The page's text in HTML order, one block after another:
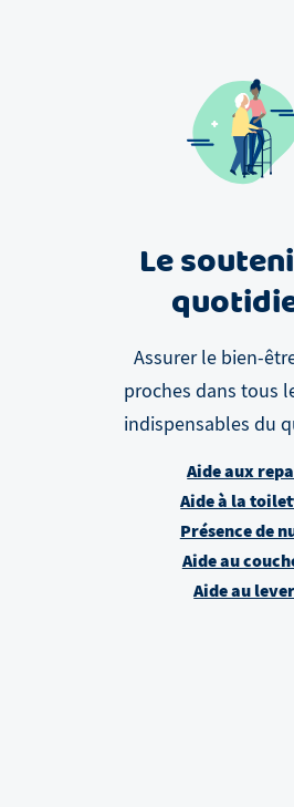
Le
Assurer le bien-
proches dans tous
indispensables du
Aide aux
Aide à la
Présence de
Aide au
Aide au lever